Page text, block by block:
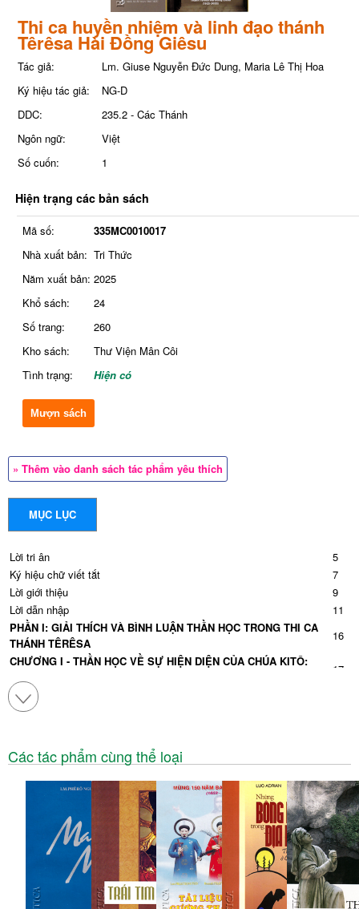
Thi ca huyền nhiệm và linh đạo thánh
Têrêsa Hài Đồng Giêsu
Tác giả:
Lm. Giuse Nguyễn Đức Dung, Maria Lê Thị Hoa
Ký hiệu tác giả:
NG-D
DDC:
235.2 - Các Thánh
Ngôn ngữ:
Việt
Số cuốn:
1
Hiện trạng các bản sách
Mã số:
335MC0010017
Nhà xuất bản: Tri Thức
Năm xuất bản: 2025
Khổ sách:
24
Số trang:
260
Kho sách:
Thư Viện Mân Côi
Tình trạng:
Hiện có
Mượn sách
» Thêm vào danh sách tác phẩm yêu thích
MỤC LỤC
Lời tri ân
5
Ký hiệu chữ viết tắt
7
Lời giới thiệu
9
Lời dẫn nhập
11
PHẦN I: GIẢI THÍCH VÀ BÌNH LUẬN THẦN HỌC TRONG THI CA
THÁNH TÊRÊSA
16
CHƯƠNG I - THẦN HỌC VỀ SỰ HIỆN DIỆN CỦA CHÚA KITÔ:
17
1. Sự hiện diện của Thiên Chúa trong Thánh Thể như trung tâm linh
đạo Têrêsa
1.2. Đức tin Thánh Thể trong kinh nguyện và thi ca Têrêsa
1.3. Một nền thần học thần bí về sự chiêm niệm Thánh Thể
26
1.4. Chiêm niệm Thánh Thể trong ánh sáng tự hạ của Chúa Kitô
30
2. Hình ảnh Thánh Tâm Chúa Giêsu trong hành trình hiến dâng của
37
CHƯƠNG II: ĐỨC MARIA, MẸ TÌNH YÊU VÀ NIỀM HY VỌNG
TRONG THI CA TÊRÊSA
44
1. Đức Maria, Người Mẹ hiền mẫu trong đời sống nội tâm của Têrêsa 45
2. Đức Maria, Tin Mừng sống động cho tâm hồn bé nhỏ nơi thi ca
Têrêsa
52
Các tác phẩm cùng thể loại